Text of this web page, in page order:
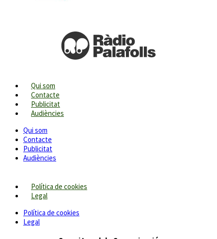
Qui som
Contacte
Publicitat
Audiències
Qui som
Contacte
Publicitat
Audiències
Política de cookies
Legal
Política de cookies
Legal